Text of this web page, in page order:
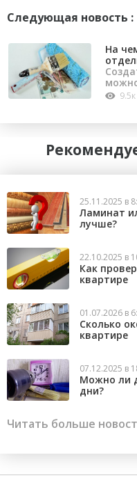
Следующая новость :
На
9.5к
25.11.2025 в
Ламинат
лучше?
22.10.2025 в
Как
квартире
01.07.2026 в
Сколько
квартире
07.12.2025 в
Можно ли
дни?
Читать больше